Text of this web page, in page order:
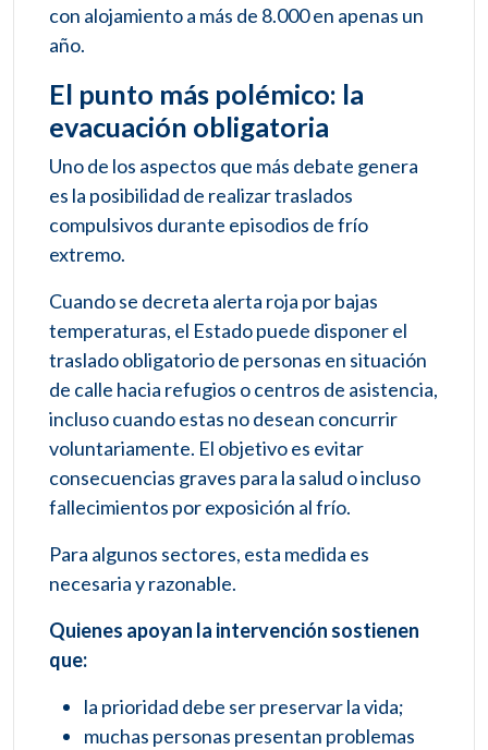
con alojamiento a más de 8.000 en apenas un
año.
El punto más polémico: la
evacuación obligatoria
Uno de los aspectos que más debate genera
es la posibilidad de realizar traslados
compulsivos durante episodios de frío
extremo.
Cuando se decreta alerta roja por bajas
temperaturas, el Estado puede disponer el
traslado obligatorio de personas en situación
de calle hacia refugios o centros de asistencia,
incluso cuando estas no desean concurrir
voluntariamente. El objetivo es evitar
consecuencias graves para la salud o incluso
fallecimientos por exposición al frío.
Para algunos sectores, esta medida es
necesaria y razonable.
Quienes apoyan la intervención sostienen
que:
la prioridad debe ser preservar la vida;
muchas personas presentan problemas